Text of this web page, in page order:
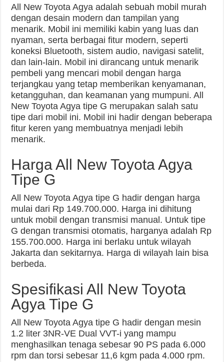
All New Toyota Agya adalah sebuah mobil murah
dengan desain modern dan tampilan yang
menarik. Mobil ini memiliki kabin yang luas dan
nyaman, serta berbagai fitur modern, seperti
koneksi Bluetooth, sistem audio, navigasi satelit,
dan lain-lain. Mobil ini dirancang untuk menarik
pembeli yang mencari mobil dengan harga
terjangkau yang tetap memberikan kenyamanan,
ketangguhan, dan keamanan yang mumpuni. All
New Toyota Agya tipe G merupakan salah satu
tipe dari mobil ini. Mobil ini hadir dengan beberapa
fitur keren yang membuatnya menjadi lebih
menarik.
Harga All New Toyota Agya
Tipe G
All New Toyota Agya tipe G hadir dengan harga
mulai dari Rp 149.700.000. Harga ini dihitung
untuk mobil dengan transmisi manual. Untuk tipe
G dengan transmisi otomatis, harganya adalah Rp
155.700.000. Harga ini berlaku untuk wilayah
Jakarta dan sekitarnya. Harga di wilayah lain bisa
berbeda.
Spesifikasi All New Toyota
Agya Tipe G
All New Toyota Agya tipe G hadir dengan mesin
1.2 liter 3NR-VE Dual VVT-i yang mampu
menghasilkan tenaga sebesar 90 PS pada 6.000
rpm dan torsi sebesar 11,6 kgm pada 4.000 rpm.